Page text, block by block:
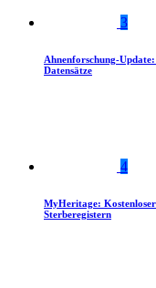
3
Ahnenforschung-
Datensätze
4
MyHeritage:
Sterberegistern